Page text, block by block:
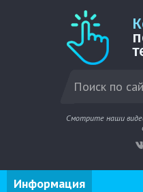
Смотрите наши
Информация